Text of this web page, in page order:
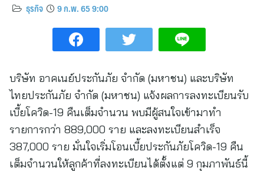
ธุรกิจ 9 ก.พ. 65 9:00
บริษัท อาคเนย์ประกันภัย จำกัด (มหาชน) และบริษัท
ไทยประกันภัย จำกัด (มหาชน) แจ้งผลการลงทะเบียนรับ
เบี้ยโควิด-19 คืนเต็มจำนวน พบมีผู้สนใจเข้ามาทำ
รายการกว่า 889,000 ราย และลงทะเบียนสำเร็จ
387,000 ราย มั่นใจเริ่มโอนเบี้ยประกันภัยโควิด-19 คืน
เต็มจำนวนให้ลูกค้าที่ลงทะเบียนได้ตั้งแต่ 9 กุมภาพันธ์นี้